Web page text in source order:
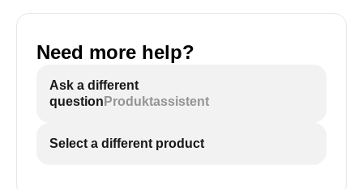
Need more help?
Ask a different
question Produktassistent
Select a different product